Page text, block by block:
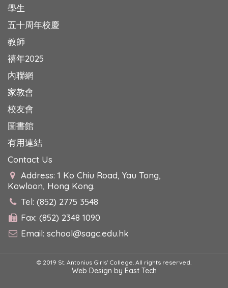
學生
五十周年校慶
教師
禧年2025
內聯網
家教會
校友會
圖書館
有用連結
Contact Us
Address: 1 Ko Chiu Road, Yau Tong,
Kowloon, Hong Kong.
Tel: (852) 2775 3548
Fax: (852) 2348 1090
Email: school@sagc.edu.hk
© 2019 St. Antonius Girls' College. All rights reserved.
Web Design by East Tech